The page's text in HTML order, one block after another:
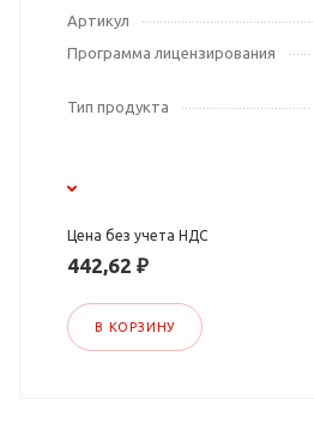
Артикул
Программа лицензирования
Тип продукта
Цена без учета НДС
442,62 ₽
В КОРЗИНУ